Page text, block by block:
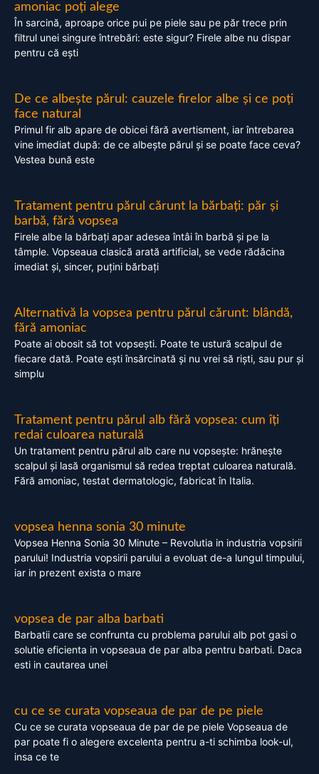
amoniac poți alege
În sarcină, aproape orice pui pe piele sau pe păr trece prin
filtrul unei singure întrebări: este sigur? Firele albe nu dispar
pentru că ești
De ce albește părul: cauzele firelor albe și ce poți
face natural
Primul fir alb apare de obicei fără avertisment, iar întrebarea
vine imediat după: de ce albește părul și se poate face ceva?
Vestea bună este
Tratament pentru părul cărunt la bărbați: păr și
barbă, fără vopsea
Firele albe la bărbați apar adesea întâi în barbă și pe la
tâmple. Vopseaua clasică arată artificial, se vede rădăcina
imediat și, sincer, puțini bărbați
Alternativă la vopsea pentru părul cărunt: blândă,
fără amoniac
Poate ai obosit să tot vopsești. Poate te ustură scalpul de
fiecare dată. Poate ești însărcinată și nu vrei să riști, sau pur și
simplu
Tratament pentru părul alb fără vopsea: cum îți
redai culoarea naturală
Un tratament pentru părul alb care nu vopsește: hrănește
scalpul și lasă organismul să redea treptat culoarea naturală.
Fără amoniac, testat dermatologic, fabricat în Italia.
vopsea henna sonia 30 minute
Vopsea Henna Sonia 30 Minute – Revolutia in industria vopsirii
parului! Industria vopsirii parului a evoluat de-a lungul timpului,
iar in prezent exista o mare
vopsea de par alba barbati
Barbatii care se confrunta cu problema parului alb pot gasi o
solutie eficienta in vopseaua de par alba pentru barbati. Daca
esti in cautarea unei
cu ce se curata vopseaua de par de pe piele
Cu ce se curata vopseaua de par de pe piele Vopseaua de
par poate fi o alegere excelenta pentru a-ti schimba look-ul,
insa ce te